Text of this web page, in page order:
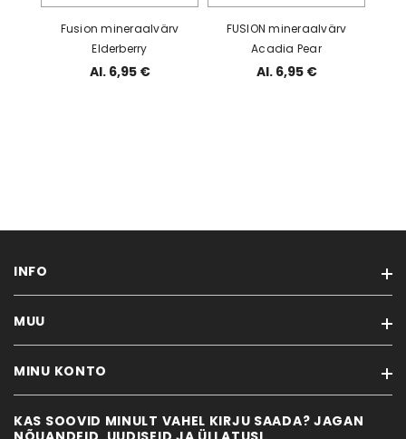
Fusion mineraalvärv
Elderberry
Al. 6,95 €
FUSION mineraalvärv
Acadia Pear
Al. 6,95 €
INFO
MÖÖBLIVÄRVID & TÖÖVAHENDID
NÕUANDED
MUU
Kaubamärgid
Uued tooted
MINU KONTO
Minu konto
KAS SOOVID MINULT VAHEL KIRJU SAADA? JAGAN